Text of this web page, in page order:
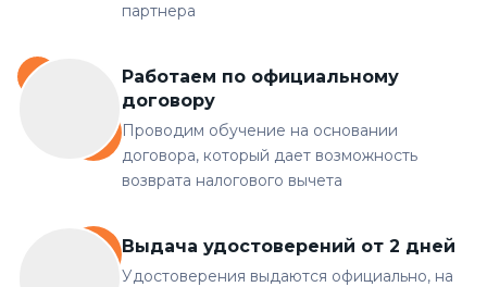
партнера
Работаем по официальному
договору
Проводим обучение на основании
договора, который дает возможность
возврата налогового вычета
Выдача удостоверений от 2 дней
Удостоверения выдаются официально, на